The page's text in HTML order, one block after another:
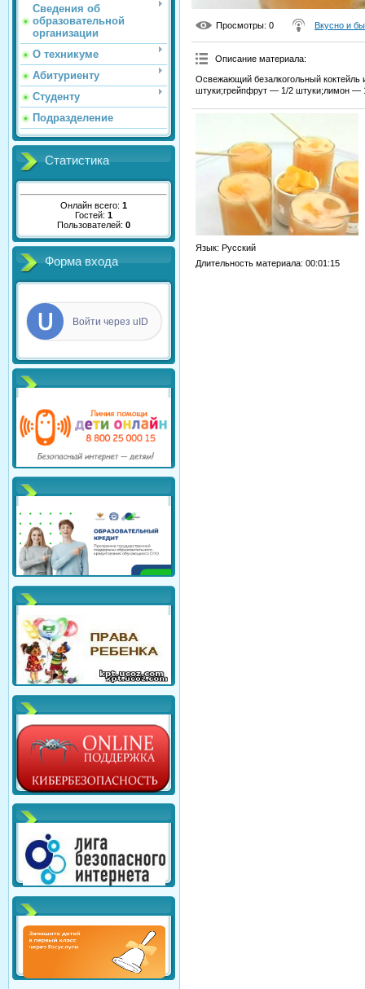
Сведения об
образовательной
организации
О техникуме
Абитуриенту
Студенту
Подразделение
Статистика
Онлайн всего: 1
Гостей: 1
Пользователей: 0
Форма входа
Войти через uID
Просмотры: 0 Вкусно и
Описание материала:
Освежающий безалкогольный
штуки;грейпфрут — 1/2 штуки;лимон —
Язык: Русский
Длительность материала: 00:01:15